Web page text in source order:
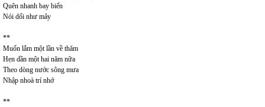
Quên nhanh bay biến
Nói dối như mây
**
Muốn lắm một lần về thăm
Hẹn dần một hai năm nữa
Theo dòng nước sông mưa
Nhập nhoà trí nhớ
**